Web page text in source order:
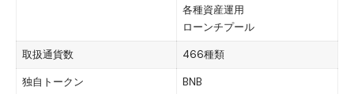
各種資産運用
ローンチプール
取扱通貨数 466種類
独自トークン BNB